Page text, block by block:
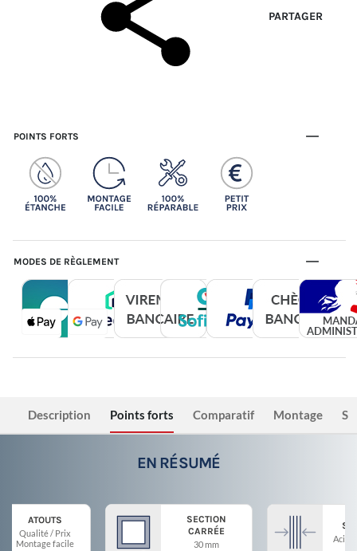
PARTAGER
POINTS FORTS
MODES DE RÈGLEMENT
Description Points forts Comparatif Montage
EN RÉSUMÉ
ATOUTS
Qualité / Prix
Montage facile
SECTION
CARRÉE
30 mm
Acier